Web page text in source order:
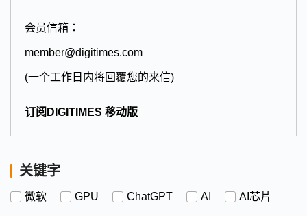
会员信箱：
member@digitimes.com
(一个工作日内将回覆您的来信)
订阅DIGITIMES 移动版
关键字
微软 GPU ChatGPT AI AI芯片